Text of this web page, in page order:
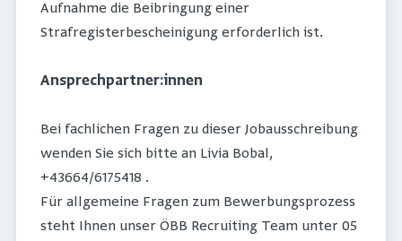
Aufnahme die Beibringung einer
Strafregisterbescheinigung erforderlich ist.
Ansprechpartner:innen
Bei fachlichen Fragen zu dieser Jobausschreibung
wenden Sie sich bitte an Livia Bobal,
+43664/6175418 .
Für allgemeine Fragen zum Bewerbungsprozess
steht Ihnen unser ÖBB Recruiting Team unter 05